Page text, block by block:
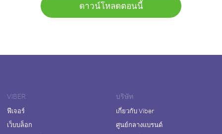
ดาวน์โหลดตอนนี้
VIBER
ฟีเจอร์
เว็บบล็อก
บริษัท
เกี่ยวกับ Viber
ศูนย์กลางแบรนด์